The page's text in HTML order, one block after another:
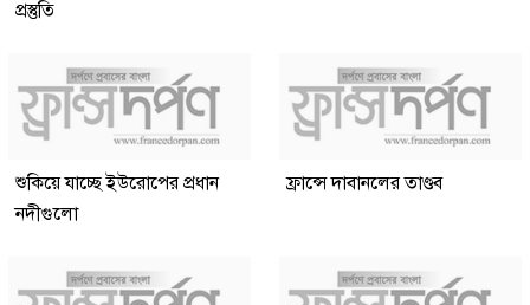
প্রস্তুতি
শুকিয়ে যাচ্ছে ইউরোপের প্রধান
নদীগুলো
ফ্রান্সে দাবানলের তাণ্ডব